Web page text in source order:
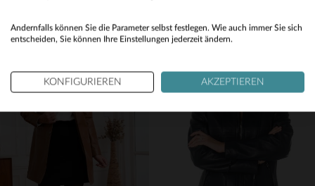
Yes
Andernfalls können Sie die Parameter selbst festlegen. Wie auch immer Sie sich
entscheiden, Sie können Ihre Einstellungen jederzeit ändern.
KONFIGURIEREN AKZEPTIEREN